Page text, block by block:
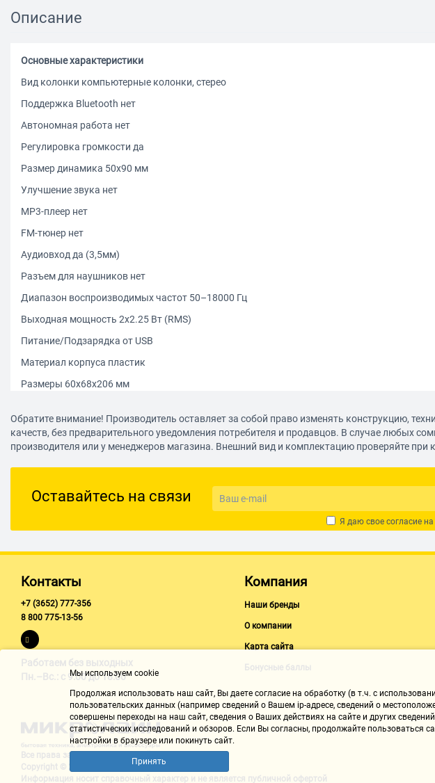
Описание
Основные характеристики
Вид колонки компьютерные колонки, стерео
Поддержка Bluetooth нет
Автономная работа нет
Регулировка громкости да
Размер динамика 50x90 мм
Улучшение звука нет
MP3-плеер нет
FM-тюнер нет
Аудиовход да (3,5мм)
Разъем для наушников нет
Диапазон воспроизводимых частот 50–18000 Гц
Выходная мощность 2х2.25 Вт (RMS)
Питание/Подзарядка от USB
Материал корпуса пластик
Размеры 60х68х206 мм
Цвет (артикул) черный (PF-2080
Обратите внимание! Производитель оставляет за собой право изменять конструкцию,
качеств, без предварительного уведомления потребителя и продавцов. В случае любых
производителя или у менеджеров магазина. Внешний вид и комплектацию проверяйте при
Оставайтесь на связи
Я даю свое согласие
Контакты
+7 (3652) 777-356
8 800 775-13-56
Работаем без выходных
Пн.–Вс.: с 9:00 до 18:00
Компания
Наши бренды
О компании
Карта сайта
Бонусные баллы
Все права защищены "Микролайн"
Copyright © 2002-2026
Информация носит справочный характер и не является публичной офертой
Мы используем cookie
Продолжая использовать наш cайт, Вы даете согласие на обработку (в т.ч. с
пользовательских данных (например сведений о Вашем ip-адресе, сведений о
совершены переходы на наш сайт, сведения о Ваших действиях на сайте и других
статистических исследований и обзоров. Если Вы согласны, продолжайте
настройки в браузере или покинуть сайт.
Принять